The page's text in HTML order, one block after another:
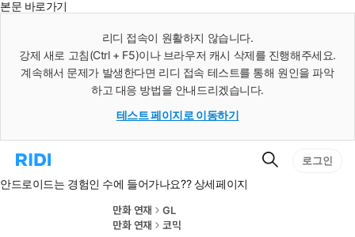
본문 바로가기
리디 접속이 원활하지 않습니다.
강제 새로 고침(Ctrl + F5)이나 브라우저 캐시 삭제를 진행해주세요.
계속해서 문제가 발생한다면 리디 접속 테스트를 통해 원인을 파악
하고 대응 방법을 안내드리겠습니다.
테스트 페이지로 이동하기
리
홈
검
로그인
안드로이드는 경험인 수에 들어가나요?? 상세페이지
만화 연재
GL
만화 연재
코믹